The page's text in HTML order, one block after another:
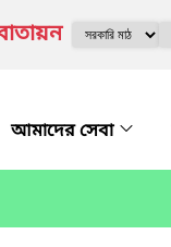
আমাদের সেবা